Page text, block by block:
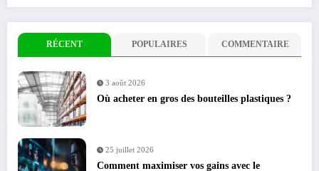
RÉCENT POPULAIRES COMMENTAIRE
3 août 2026
Où acheter en gros des bouteilles plastiques ?
25 juillet 2026
Comment maximiser vos gains avec le